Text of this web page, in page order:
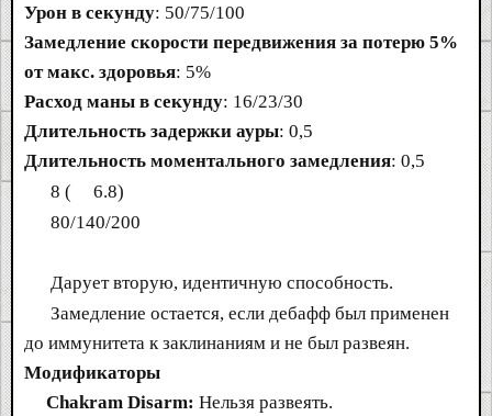
Урон в секунду: 50/75/100
Замедление скорости передвижения за потерю 5%
от макс. здоровья: 5%
Расход маны в секунду: 16/23/30
Длительность задержки ауры: 0,5
Длительность моментального замедления: 0,5
8 (
6.8)
80/140/200
Дарует вторую, идентичную способность.
Замедление остается, если дебафф был применен
до иммунитета к заклинаниям и не был развеян.
Модификаторы
Chakram Disarm: Нельзя развеять.